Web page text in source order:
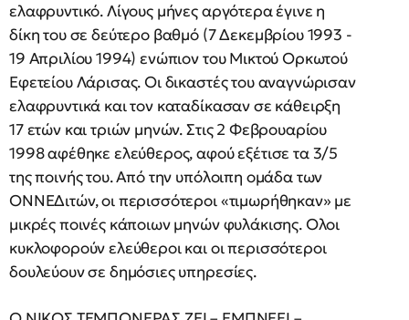
ελαφρυντικό. Λίγους μήνες αργότερα έγινε η
δίκη του σε δεύτερο βαθμό (7 Δεκεμβρίου 1993 -
19 Απριλίου 1994) ενώπιον του Μικτού Ορκωτού
Εφετείου Λάρισας. Οι δικαστές του αναγνώρισαν
ελαφρυντικά και τον καταδίκασαν σε κάθειρξη
17 ετών και τριών μηνών. Στις 2 Φεβρουαρίου
1998 αφέθηκε ελεύθερος, αφού εξέτισε τα 3/5
της ποινής του. Από την υπόλοιπη ομάδα των
ΟΝΝΕΔιτών, οι περισσότεροι «τιμωρήθηκαν» με
μικρές ποινές κάποιων μηνών φυλάκισης. Ολοι
κυκλοφορούν ελεύθεροι και οι περισσότεροι
δουλεύουν σε δημόσιες υπηρεσίες.